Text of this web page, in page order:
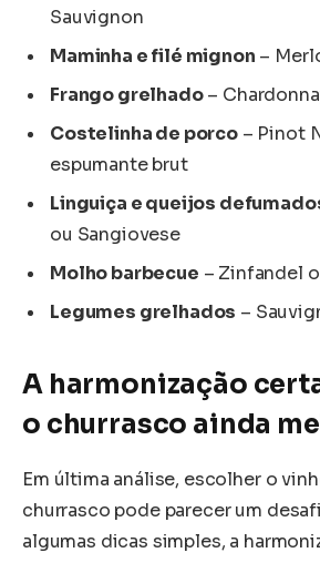
Sauvignon
Maminha e filé mignon –
Frango grelhado–
Costelinha de porco– Pinot
espumante brut
Linguiça e queijos
ou Sangiovese
Molho barbecue – Zinfandel
Legumes grelhados –
A harmonização
o churrasco ainda
Em última análise, escolher o
churrasco pode parecer um
algumas dicas simples, a